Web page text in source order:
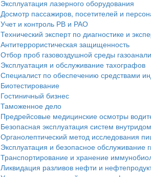
Эксплуатация лазерного оборудования
Досмотр пассажиров, посетителей и
Учет и контроль РВ и РАО
Технический эксперт по диагностике и
Антитеррористическая защищенность
Отбор проб газовоздушной среды
Эксплуатация и обслуживание тахографов
Специалист по обеспечению средствами
Биотестирование
Гостиничный бизнес
Таможенное дело
Предрейсовые медицинские осмотры
Безопасная эксплуатация систем
Органолептический метод исследования
Эксплуатация и безопасное обслуживание
Транспортирование и хранение
Ликвидация разливов нефти и